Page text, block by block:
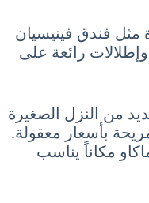
مثل فندق فينيسيان
رائعة على
من النزل الصغيرة
بأسعار معقولة.
مكاناً يناسب